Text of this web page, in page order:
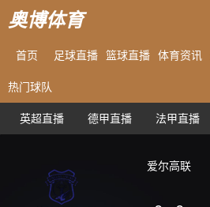
奥博体育
首页 足球直播 篮球直播 体育资讯
热门球队
英超直播 德甲直播 法甲直播
爱尔高联